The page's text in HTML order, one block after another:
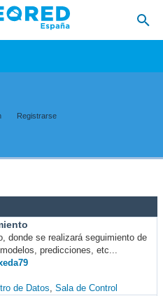
Registrarse
donde se realizará seguimiento de
predicciones, etc...
de Datos Sala de Control